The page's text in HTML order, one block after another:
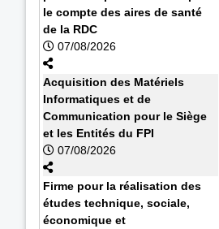
le compte des aires de santé
de la RDC
07/08/2026
Acquisition des Matériels
Informatiques et de
Communication pour le Siège
et les Entités du FPI
07/08/2026
Firme pour la réalisation des
études technique, sociale,
économique et